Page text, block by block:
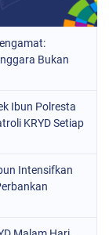
Bukan
Ibun Polresta
KRYD Setiap
Intensifkan